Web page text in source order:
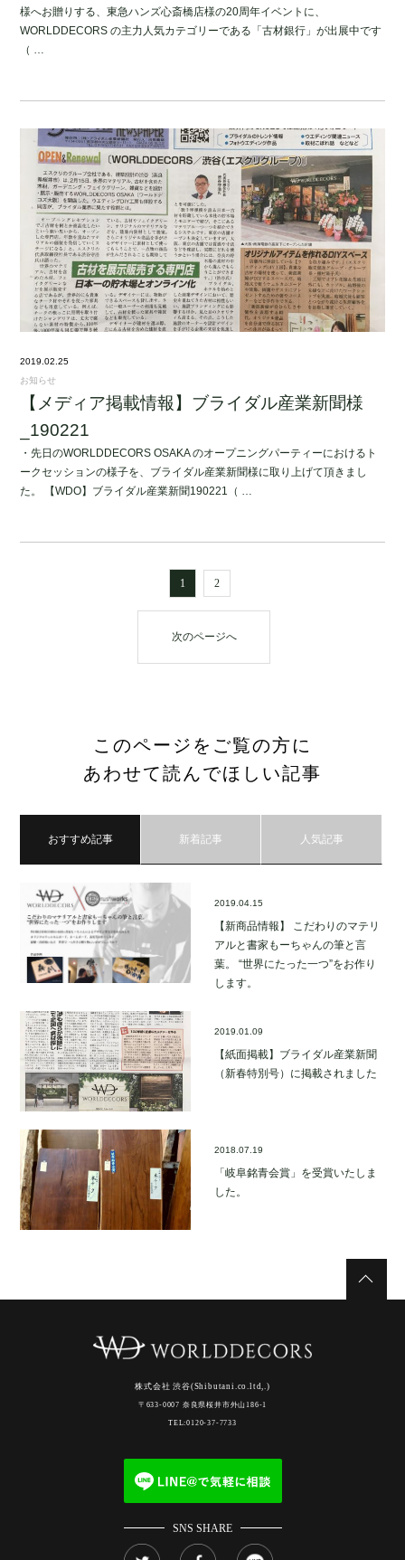
様へお贈りする、東急ハンズ心斎橋店様の20周年イベントに、
WORLDDECORS の主力人気カテゴリーである「古材銀行」が出展中です
（ …
2019.02.25
お知らせ
【メディア掲載情報】ブライダル産業新聞様
_190221
・先日のWORLDDECORS OSAKA のオープニングパーティーにおけるト
ークセッションの様子を、ブライダル産業新聞様に取り上げて頂きまし
た。 【WDO】ブライダル産業新聞190221（ …
1 2
次のページへ
このページをご覧の方に
あわせて読んでほしい記事
おすすめ記事 新着記事 人気記事
2019.04.15
【新商品情報】 こだわりのマテリ
アルと書家もーちゃんの筆と言
葉。 “世界にたった一つ”をお作り
します。
2019.01.09
【紙面掲載】ブライダル産業新聞
（新春特別号）に掲載されました
2018.07.19
「岐阜銘青会賞」を受賞いたしま
した。
株式会社 渋谷(Shibutani.co.ltd,.)
〒633-0007 奈良県桜井市外山186-1
TEL:0120-37-7733
SNS SHARE